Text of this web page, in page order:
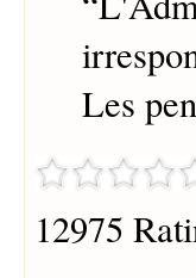
Les
12975